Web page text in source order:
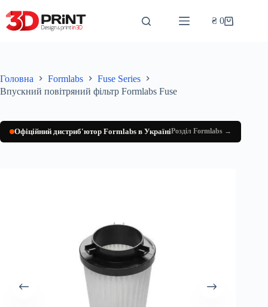
до
вмісту
Кошик
₴ 0
Головна Formlabs
Fuse Series
Впускний повітряний фільтр Formlabs Fuse
Офіційний дистриб'ютор Formlabs в УкраїніРозділ Formlabs →